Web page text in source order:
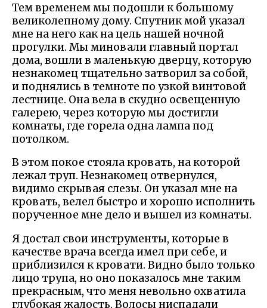
Тем временем мы подошли к большому
великолепному дому. Спутник мой указал
мне на него как на цель нашей ночной
прогулки. Мы миновали главный портал
дома, вошли в маленькую дверцу, которую
незнакомец тщательно затворил за собой,
и поднялись в темноте по узкой винтовой
лестнице. Она вела в скудно освещенную
галерею, через которую мы достигли
комнаты, где горела одна лампа под
потолком.
В этом покое стояла кровать, на которой
лежал труп. Незнакомец отвернулся,
видимо скрывая слезы. Он указал мне на
кровать, велел быстро и хорошо исполнить
порученное мне дело и вышел из комнаты.
Я достал свои инструменты, которые в
качестве врача всегда имел при себе, и
приблизился к кровати. Видно было только
лицо трупа, но оно показалось мне таким
прекрасным, что меня невольно охватила
глубокая жалость. Волосы ниспадали